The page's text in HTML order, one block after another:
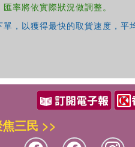
率將依實際狀況做調整。
，以獲得最快的取貨速度，平
三民 >>